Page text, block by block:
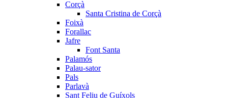
Corçà
Santa Cristina de Corçà
Foixà
Forallac
Jafre
Font Santa
Palamós
Palau-sator
Pals
Parlavà
Sant Feliu de Guíxols